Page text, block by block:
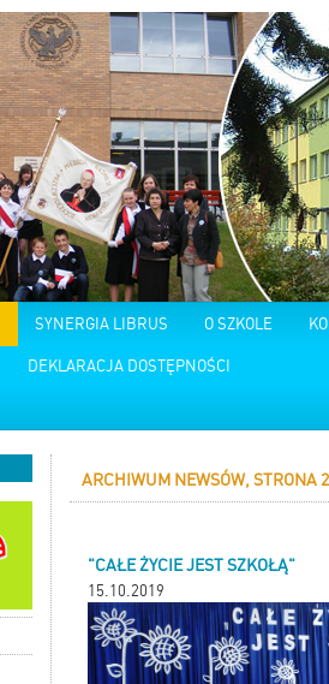
SYNERGIA LIBRUS O SZKOLE
DEKLARACJA DOSTĘPNOŚCI
ARCHIWUM NEWSÓW, STRONA
"CAŁE ŻYCIE JEST SZKOŁĄ"
15.10.2019